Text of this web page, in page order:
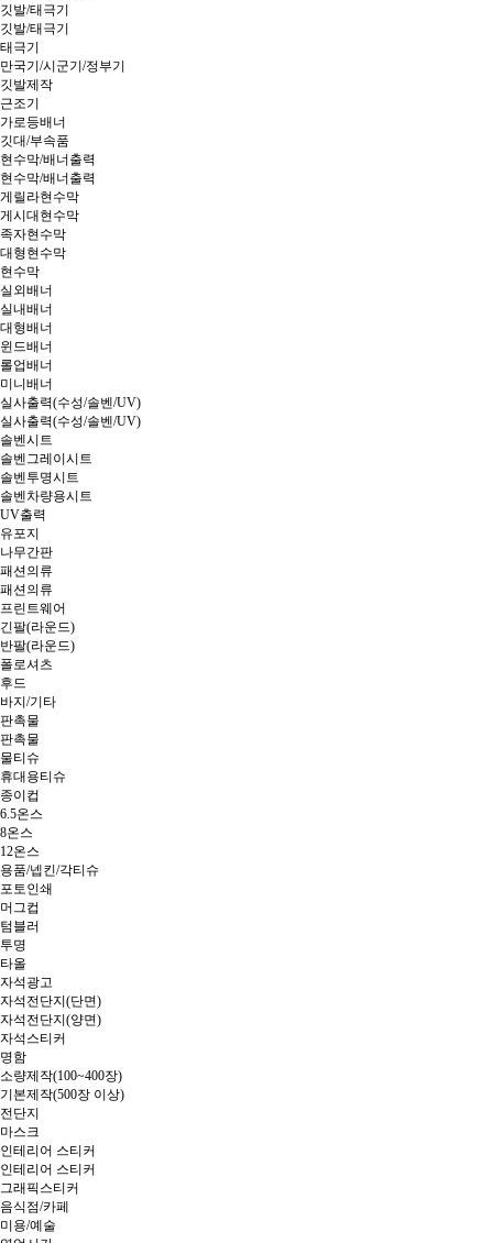
깃발/태극기
깃발/태극기
태극기
만국기/시군기/정부기
깃발제작
근조기
가로등배너
깃대/부속품
현수막/배너출력
현수막/배너출력
게릴라현수막
게시대현수막
족자현수막
대형현수막
현수막
실외배너
실내배너
대형배너
윈드배너
롤업배너
미니배너
실사출력(수성/솔벤/UV)
실사출력(수성/솔벤/UV)
솔벤시트
솔벤그레이시트
솔벤투명시트
솔벤차량용시트
UV출력
유포지
나무간판
패션의류
패션의류
프린트웨어
긴팔(라운드)
반팔(라운드)
폴로셔츠
후드
바지/기타
판촉물
판촉물
물티슈
휴대용티슈
종이컵
6.5온스
8온스
12온스
용품/넵킨/각티슈
포토인쇄
머그컵
텀블러
투명
타올
자석광고
자석전단지(단면)
자석전단지(양면)
자석스티커
명함
소량제작(100~400장)
기본제작(500장 이상)
전단지
마스크
인테리어 스티커
인테리어 스티커
그래픽스티커
음식점/카페
미용/예술